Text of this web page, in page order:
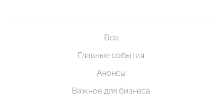
Все
Главные события
Анонсы
Важное для бизнеса